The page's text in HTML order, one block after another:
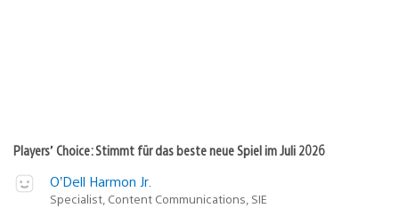
Players’ Choice: Stimmt für das beste neue Spiel im Juli 2026
O’Dell Harmon Jr.
Specialist, Content Communications, SIE